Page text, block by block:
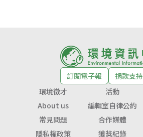
訂閱電子報
捐款支持
環境徵才
活動
About us
編輯室自律公約
常見問題
合作媒體
隱私權政策
獲獎紀錄